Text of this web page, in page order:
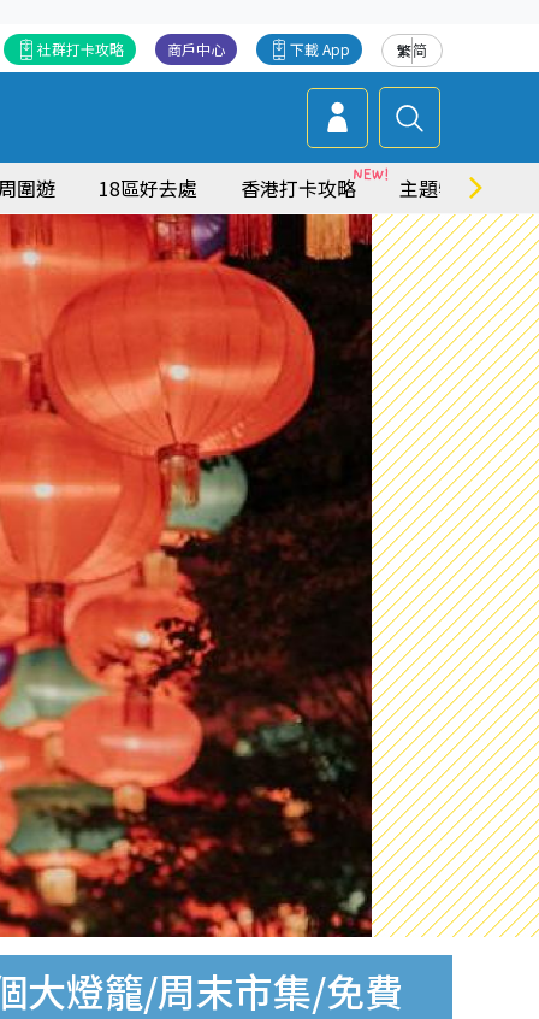
繁简
下載 App
商戶中心
社群打卡攻略
圍遊 18區好去處 香港打卡攻略 主題特集
大燈籠/周末市集/免費